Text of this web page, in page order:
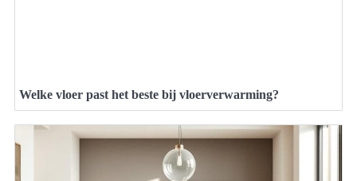
Welke vloer past het beste bij vloerverwarming?